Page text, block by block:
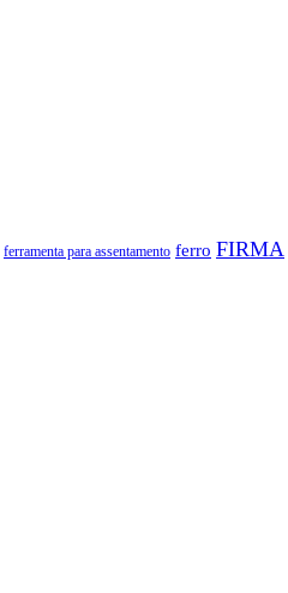
ferramenta para assentamento ferro FIRMA